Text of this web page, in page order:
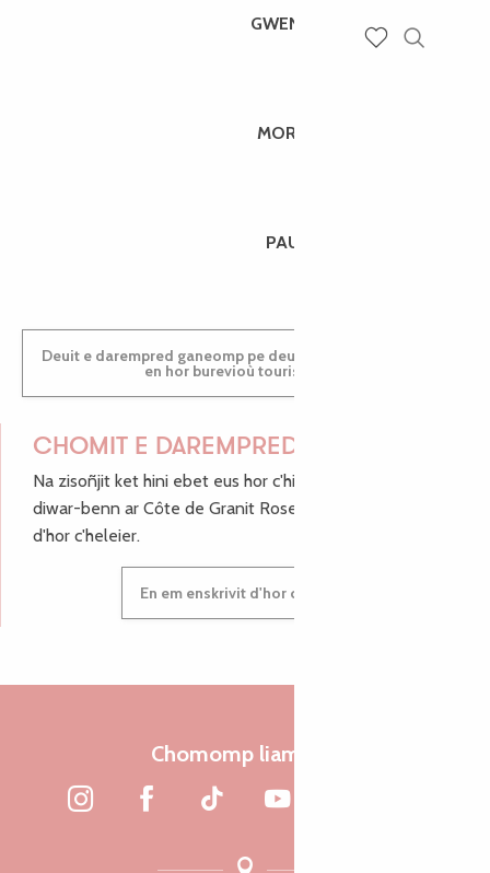
GWENAËLLE
MORGANE
PAULINE
Deuit e darempred ganeomp pe deuit da welet ac'hanomp
en hor burevioù touristerezh
CHOMIT E DAREMPRED !
Na zisoñjit ket hini ebet eus hor c'hinnigoù mat ha keleier
diwar-benn ar Côte de Granit Rose, enskrivit hoc'h anv
d'hor c'heleier.
En em enskrivit d'hor c'heleier
Chomomp liammet